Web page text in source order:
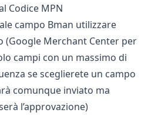
Codice MPN
campo Bman utilizzare
Merchant Center per
campi con un massimo di
se sceglierete un campo
comunque inviato ma
l’approvazione)